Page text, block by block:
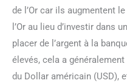
de l’Or car ils augmentent
l’Or au lieu d’investir dans
placer de l’argent à la
élevés, cela a
du Dollar américain (USD),